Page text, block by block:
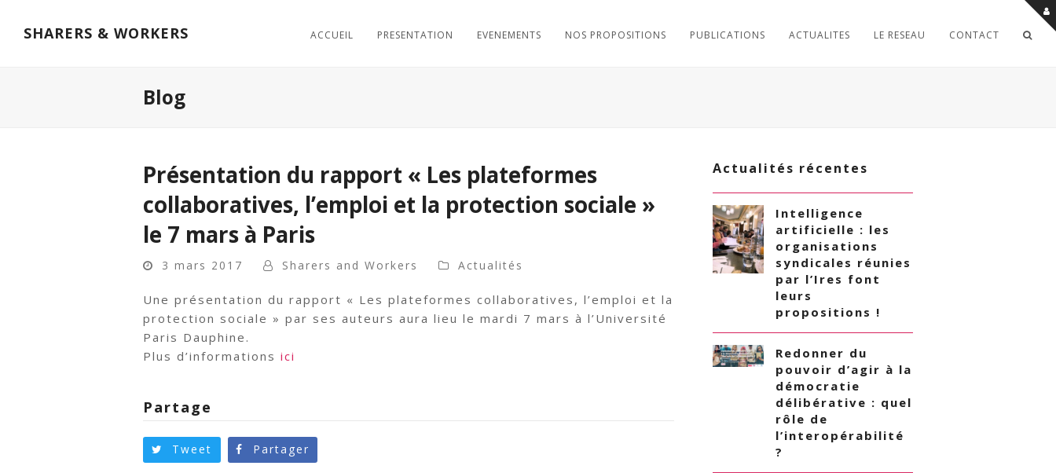
SHARERS & WORKERS ACCUEIL PRESENTATION EVENEMENTS NOS PROPOSITIONS PUBLICATIONS ACTUALITES LE RESEAU CONTACT
Blog
Présentation du rapport « Les plateformes
collaboratives, l’emploi et la protection sociale »
le 7 mars à Paris
3 mars 2017 Sharers and Workers Actualités
Une présentation du rapport « Les plateformes collaboratives, l’emploi et la
protection sociale » par ses auteurs aura lieu le mardi 7 mars à l’Université
Paris Dauphine.
Plus d’informations ici
Partage
Tweet Partager
Actualités récentes
Intelligence
artificielle : les
organisations
syndicales réunies
par l’Ires font
leurs
propositions !
Redonner du
pouvoir d’agir à la
démocratie
délibérative : quel
rôle de
l’interopérabilité
?